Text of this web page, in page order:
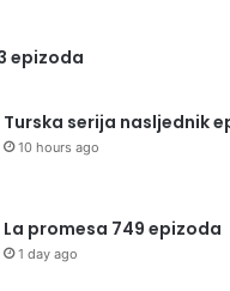
epizoda
Turska serija nasljednik
10 hours ago
La promesa 749 epizoda
1 day ago